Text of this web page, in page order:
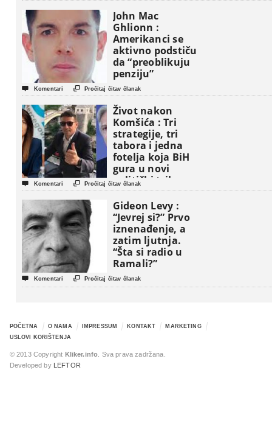
John Mac
Ghlionn :
Amerikanci se
aktivno podstiču
da “preoblikuju
penziju”
 Komentari  Pročitaj čitav članak
Život nakon
Komšića : Tri
strategije, tri
tabora i jedna
fotelja koja BiH
gura u novi
politički triler
 Komentari  Pročitaj čitav članak
Gideon Levy :
“Jevrej si?” Prvo
iznenađenje, a
zatim ljutnja.
“Šta si radio u
Ramali?”
 Komentari  Pročitaj čitav članak
POČETNA O NAMA IMPRESSUM KONTAKT
MARKETING
USLOVI KORIŠTENJA
© 2013 Copyright Kliker.info . Sva prava zadržana.
Developed by
LEFTOR